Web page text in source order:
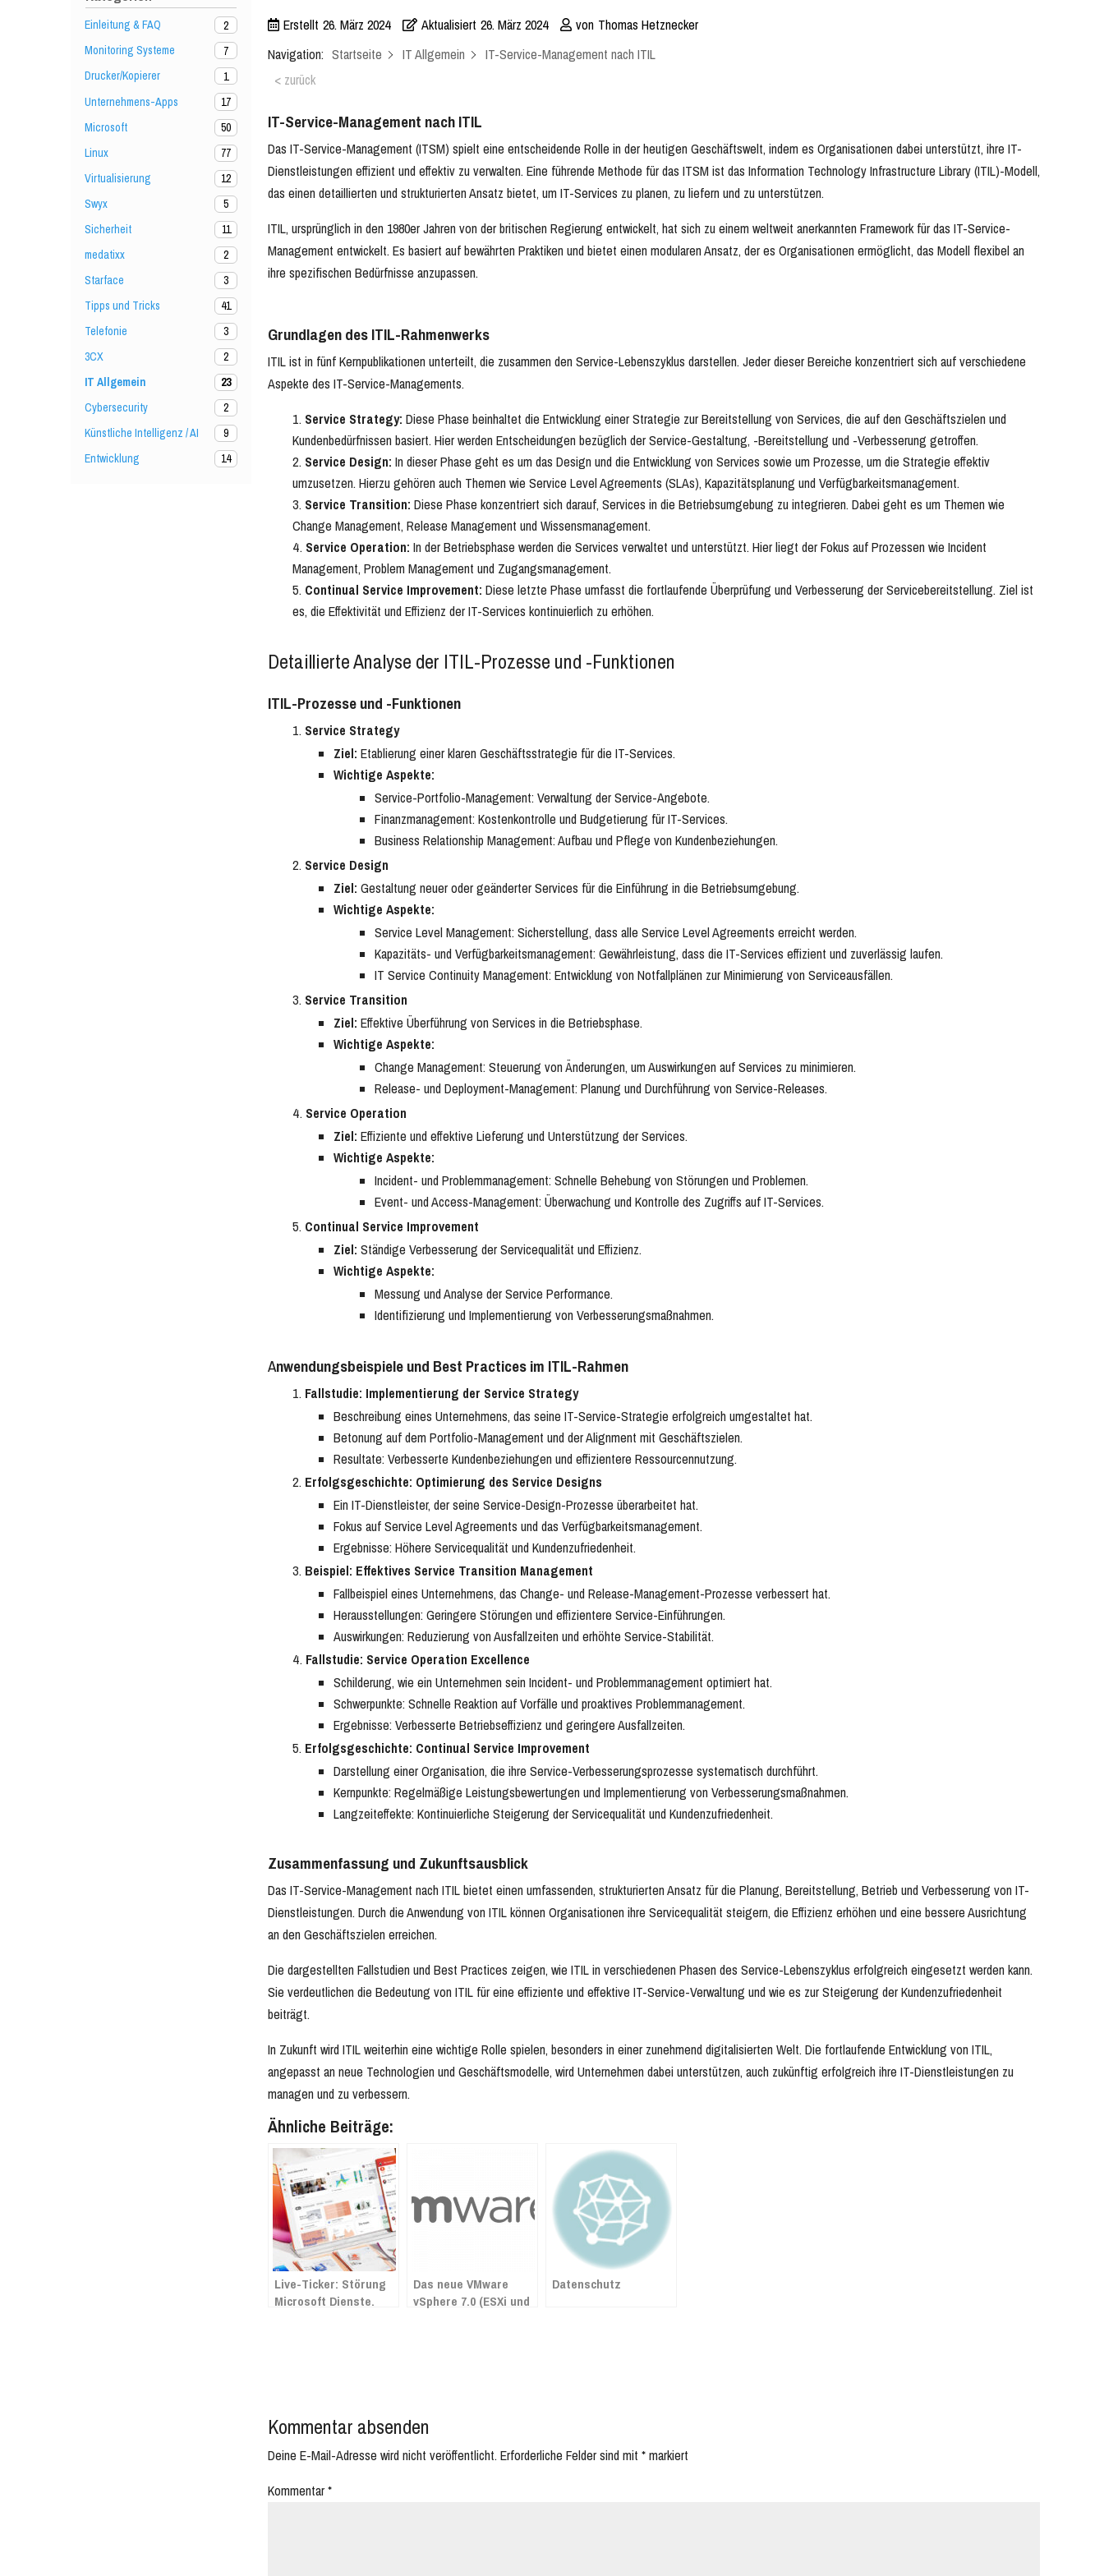
Einleitung & FAQ
2
Monitoring Systeme
7
Drucker/Kopierer
1
Unternehmens-Apps
17
Microsoft
50
Linux
77
Virtualisierung
12
Swyx
5
Sicherheit
11
medatixx
2
Starface
3
Tipps und Tricks
41
Telefonie
3
3CX
2
IT Allgemein
23
Cybersecurity
2
Künstliche Intelligenz / AI
9
Entwicklung
14
Erstellt 26. März 2024 Aktualisiert 26. März 2024 von Thomas Hetznecker
Navigation: Startseite IT Allgemein
IT-Service-Management nach ITIL
< zurück
IT-Service-Management nach ITIL
Das IT-Service-Management (ITSM) spielt eine entscheidende Rolle in der heutigen Geschäftswelt, indem es Organisationen dabei unterstützt, ihre IT-
Dienstleistungen effizient und effektiv zu verwalten. Eine führende Methode für das ITSM ist das Information Technology Infrastructure Library (ITIL)-Modell,
das einen detaillierten und strukturierten Ansatz bietet, um IT-Services zu planen, zu liefern und zu unterstützen.
ITIL, ursprünglich in den 1980er Jahren von der britischen Regierung entwickelt, hat sich zu einem weltweit anerkannten Framework für das IT-Service-
Management entwickelt. Es basiert auf bewährten Praktiken und bietet einen modularen Ansatz, der es Organisationen ermöglicht, das Modell flexibel an
ihre spezifischen Bedürfnisse anzupassen.
Grundlagen des ITIL-Rahmenwerks
ITIL ist in fünf Kernpublikationen unterteilt, die zusammen den Service-Lebenszyklus darstellen. Jeder dieser Bereiche konzentriert sich auf verschiedene
Aspekte des IT-Service-Managements.
Service Strategy: Diese Phase beinhaltet die Entwicklung einer Strategie zur Bereitstellung von Services, die auf den Geschäftszielen und
Kundenbedürfnissen basiert. Hier werden Entscheidungen bezüglich der Service-Gestaltung, -Bereitstellung und -Verbesserung getroffen.
Service Design: In dieser Phase geht es um das Design und die Entwicklung von Services sowie um Prozesse, um die Strategie effektiv
umzusetzen. Hierzu gehören auch Themen wie Service Level Agreements (SLAs), Kapazitätsplanung und Verfügbarkeitsmanagement.
Service Transition: Diese Phase konzentriert sich darauf, Services in die Betriebsumgebung zu integrieren. Dabei geht es um Themen wie
Change Management, Release Management und Wissensmanagement.
Service Operation: In der Betriebsphase werden die Services verwaltet und unterstützt. Hier liegt der Fokus auf Prozessen wie Incident
Management, Problem Management und Zugangsmanagement.
Continual Service Improvement: Diese letzte Phase umfasst die fortlaufende Überprüfung und Verbesserung der Servicebereitstellung. Ziel ist
es, die Effektivität und Effizienz der IT-Services kontinuierlich zu erhöhen.
Detaillierte Analyse der ITIL-Prozesse und -Funktionen
ITIL-Prozesse und -Funktionen
Service Strategy
Ziel: Etablierung einer klaren Geschäftsstrategie für die IT-Services.
Wichtige Aspekte:
Service-Portfolio-Management: Verwaltung der Service-Angebote.
Finanzmanagement: Kostenkontrolle und Budgetierung für IT-Services.
Business Relationship Management: Aufbau und Pflege von Kundenbeziehungen.
Service Design
Ziel: Gestaltung neuer oder geänderter Services für die Einführung in die Betriebsumgebung.
Wichtige Aspekte:
Service Level Management: Sicherstellung, dass alle Service Level Agreements erreicht werden.
Kapazitäts- und Verfügbarkeitsmanagement: Gewährleistung, dass die IT-Services effizient und zuverlässig laufen.
IT Service Continuity Management: Entwicklung von Notfallplänen zur Minimierung von Serviceausfällen.
Service Transition
Ziel: Effektive Überführung von Services in die Betriebsphase.
Wichtige Aspekte:
Change Management: Steuerung von Änderungen, um Auswirkungen auf Services zu minimieren.
Release- und Deployment-Management: Planung und Durchführung von Service-Releases.
Service Operation
Ziel: Effiziente und effektive Lieferung und Unterstützung der Services.
Wichtige Aspekte:
Incident- und Problemmanagement: Schnelle Behebung von Störungen und Problemen.
Event- und Access-Management: Überwachung und Kontrolle des Zugriffs auf IT-Services.
Continual Service Improvement
Ziel: Ständige Verbesserung der Servicequalität und Effizienz.
Wichtige Aspekte:
Messung und Analyse der Service Performance.
Identifizierung und Implementierung von Verbesserungsmaßnahmen.
Anwendungsbeispiele und Best Practices im ITIL-Rahmen
Fallstudie: Implementierung der Service Strategy
Beschreibung eines Unternehmens, das seine IT-Service-Strategie erfolgreich umgestaltet hat.
Betonung auf dem Portfolio-Management und der Alignment mit Geschäftszielen.
Resultate: Verbesserte Kundenbeziehungen und effizientere Ressourcennutzung.
Erfolgsgeschichte: Optimierung des Service Designs
Ein IT-Dienstleister, der seine Service-Design-Prozesse überarbeitet hat.
Fokus auf Service Level Agreements und das Verfügbarkeitsmanagement.
Ergebnisse: Höhere Servicequalität und Kundenzufriedenheit.
Beispiel: Effektives Service Transition Management
Fallbeispiel eines Unternehmens, das Change- und Release-Management-Prozesse verbessert hat.
Herausstellungen: Geringere Störungen und effizientere Service-Einführungen.
Auswirkungen: Reduzierung von Ausfallzeiten und erhöhte Service-Stabilität.
Fallstudie: Service Operation Excellence
Schilderung, wie ein Unternehmen sein Incident- und Problemmanagement optimiert hat.
Schwerpunkte: Schnelle Reaktion auf Vorfälle und proaktives Problemmanagement.
Ergebnisse: Verbesserte Betriebseffizienz und geringere Ausfallzeiten.
Erfolgsgeschichte: Continual Service Improvement
Darstellung einer Organisation, die ihre Service-Verbesserungsprozesse systematisch durchführt.
Kernpunkte: Regelmäßige Leistungsbewertungen und Implementierung von Verbesserungsmaßnahmen.
Langzeiteffekte: Kontinuierliche Steigerung der Servicequalität und Kundenzufriedenheit.
Zusammenfassung und Zukunftsausblick
Das IT-Service-Management nach ITIL bietet einen umfassenden, strukturierten Ansatz für die Planung, Bereitstellung, Betrieb und Verbesserung von IT-
Dienstleistungen. Durch die Anwendung von ITIL können Organisationen ihre Servicequalität steigern, die Effizienz erhöhen und eine bessere Ausrichtung
an den Geschäftszielen erreichen.
Die dargestellten Fallstudien und Best Practices zeigen, wie ITIL in verschiedenen Phasen des Service-Lebenszyklus erfolgreich eingesetzt werden kann.
Sie verdeutlichen die Bedeutung von ITIL für eine effiziente und effektive IT-Service-Verwaltung und wie es zur Steigerung der Kundenzufriedenheit
beiträgt.
In Zukunft wird ITIL weiterhin eine wichtige Rolle spielen, besonders in einer zunehmend digitalisierten Welt. Die fortlaufende Entwicklung von ITIL,
angepasst an neue Technologien und Geschäftsmodelle, wird Unternehmen dabei unterstützen, auch zukünftig erfolgreich ihre IT-Dienstleistungen zu
managen und zu verbessern.
Ähnliche Beiträge:
Live-Ticker: Störung
Microsoft Dienste.
Das neue VMware
vSphere 7.0 (ESXi und
Datenschutz
Kommentar absenden
Deine E-Mail-Adresse wird nicht veröffentlicht. Erforderliche Felder sind mit *markiert
Kommentar*